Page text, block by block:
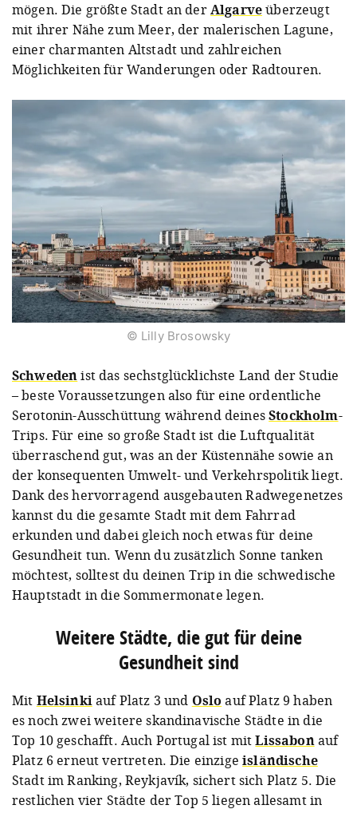
mögen. Die größte Stadt an derAlgarveüberzeugt
mit ihrer Nähe zum Meer, der malerischen Lagune,
einer charmanten Altstadt und zahlreichen
Möglichkeiten für Wanderungen oder Radtouren.
© Lilly Brosowsky
Schwedenist das sechstglücklichste Land der Studie
– beste Voraussetzungen also für eine ordentliche
Serotonin-Ausschüttung während deinesStockholm-
Trips. Für eine so große Stadt ist die Luftqualität
überraschend gut, was an der Küstennähe sowie an
der konsequenten Umwelt- und Verkehrspolitik liegt.
Dank des hervorragend ausgebauten Radwegenetzes
kannst du die gesamte Stadt mit dem Fahrrad
erkunden und dabei gleich noch etwas für deine
Gesundheit tun. Wenn du zusätzlich Sonne tanken
möchtest, solltest du deinen Trip in die schwedische
Hauptstadt in die Sommermonate legen.
Weitere Städte, die gut für deine
Gesundheit sind
Mit Helsinkiauf Platz 3 und Oslo auf Platz 9 haben
es noch zwei weitere skandinavische Städte in die
Top 10 geschafft. Auch Portugal ist mitLissabonauf
Platz 6 erneut vertreten. Die einzigeisländische
Stadt im Ranking, Reykjavík, sichert sich Platz 5. Die
restlichen vier Städte der Top 5 liegen allesamt in